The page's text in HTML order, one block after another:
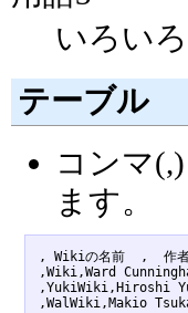
いろい
テーブル
コンマ
ます。
, Wikiの名前  ,  作
,Wiki,Ward
,YukiWiki,Hiroshi